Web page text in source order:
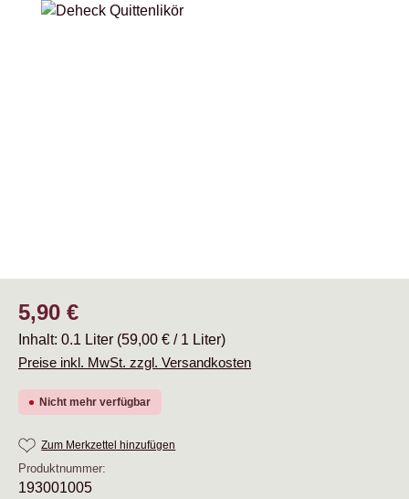
Bildergalerie überspringen
Regulärer Preis:
5,90 €
Inhalt: 0.1 Liter (59,00 € / 1 Liter)
Preise inkl. MwSt. zzgl. Versandkosten
Nicht mehr verfügbar
Zum Merkzettel hinzufügen
Produktnummer:
193001005